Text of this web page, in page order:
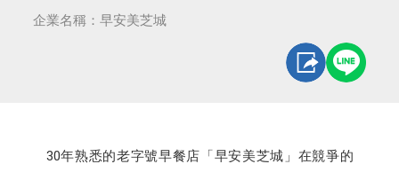
企業名稱：早安美芝城
30年熟悉的老字號早餐店「早安美芝城」在競爭的